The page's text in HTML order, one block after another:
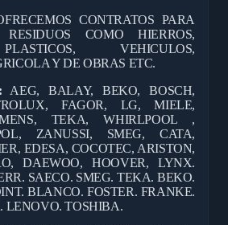
CONTRATOS PARA
COMO HIERROS,
VEHICULOS,
Y DE OBRAS ETC.
AEG, BALAY, BEKO, BOSCH,
FAGOR, LG, MIELE,
TEKA, WHIRLPOOL ,
ZANUSSI, SMEG, CATA,
EDESA, COCOTEC, ARISTON,
DAEWOO, HOOVER, LYNX.
SAECO. SMEG. TEKA. BEKO.
BLANCO. FOSTER. FRANKE.
LENOVO. TOSHIBA.